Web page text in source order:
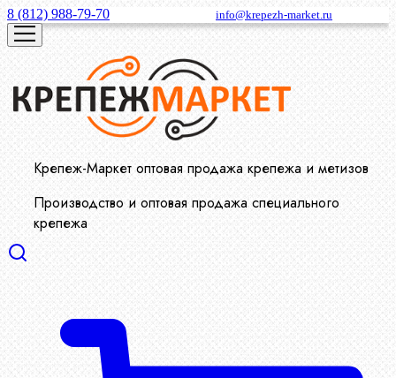
8 (812) 988-79-70 info@krepezh-market.ru
Крепеж-Маркет оптовая продажа крепежа и метизов
Производство и оптовая продажа специального
крепежа